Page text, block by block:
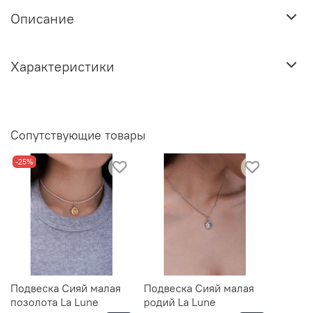
Описание
Характеристики
Сопутствующие товары
-25%
Подвеска Сияй малая
позолота La Lune
Подвеска Сияй малая
родий La Lune